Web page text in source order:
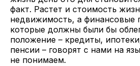
факт. Растет и стоимость
недвижимость, а финансовые
которые должны были бы
положение – кредиты,
пенсии – говорят с нами на
не понимаем.